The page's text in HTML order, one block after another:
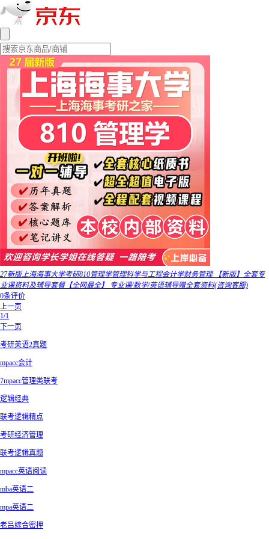
27新版上海海事大学考研810管理学管理科学与工程会计学财务管理 【新版】全套专
业课资料及辅导套餐【全网最全】 专业课/数学/英语辅导赠全套资料(咨询客服)
0条评价
上一页
1/1
下一页
考研英语2真题
mpacc会计
7mpacc管理类联考
逻辑经典
联考逻辑精点
考研经济管理
联考逻辑真题
mpacc英语阅读
mba英语二
mpa英语二
老吕综合密押